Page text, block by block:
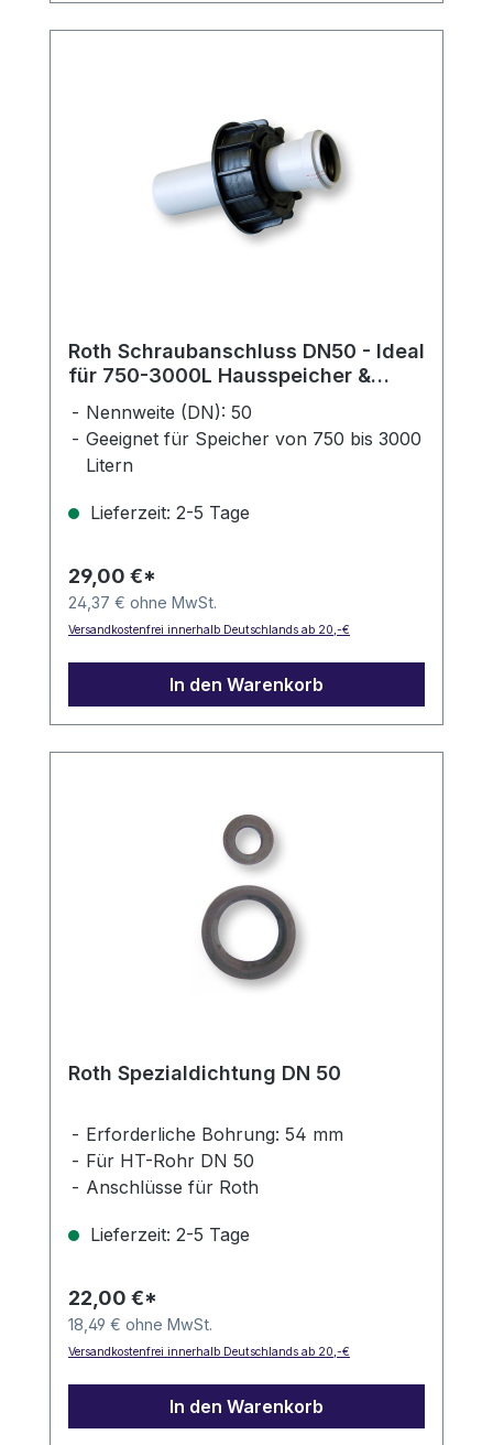
Roth Schraubanschluss DN50 - Ideal
für 750-3000L Hausspeicher &
Industriespeicher
Nennweite (DN): 50
Geeignet für Speicher von 750 bis 3000
Litern
Industrie- und Gartenspeicher
Lieferzeit: 2-5 Tage
29,00 €*
24,37 € ohne MwSt.
Versandkostenfrei innerhalb Deutschlands ab 20,-€
In den Warenkorb
Roth Spezialdichtung DN 50
Erforderliche Bohrung: 54 mm
Für HT-Rohr DN 50
Anschlüsse für Roth
Lieferzeit: 2-5 Tage
22,00 €*
18,49 € ohne MwSt.
Versandkostenfrei innerhalb Deutschlands ab 20,-€
In den Warenkorb